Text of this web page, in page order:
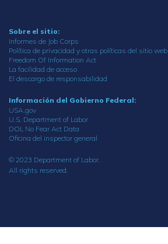
Sobre el sitio:
Informes de Job Corps
Política de privacidad y otras políticas del sitio web
Freedom Of Information Act
La facilidad de acceso
El descargo de responsabilidad
Información del Gobierno Federal:
USA.gov
U.S. Department of Labor
DOL No Fear Act Data
Oficina del inspector general
© 2023 Department of Labor.
All rights reserved.